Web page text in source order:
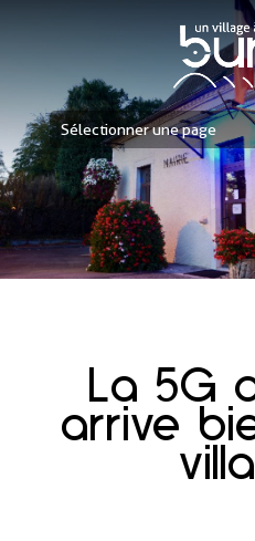
Sélectionner une page
La 5G
arrive